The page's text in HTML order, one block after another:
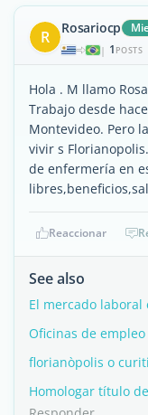
R Rosariocp
| 1 POSTS
Hola . M llamo
Trabajo desde
Montevideo. Pero
vivir s
de enfermería en
Reaccionar
See also
El mercado laboral
Oficinas de
florianòpolis o
Homologar título